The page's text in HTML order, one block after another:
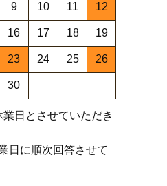
9 10 11 12
16 17 18 19
23 24 25 26
30
業日とさせていただき
日に順次回答させて